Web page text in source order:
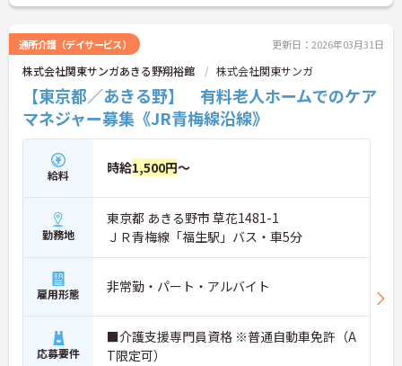
通所介護（デイサービス） 更新日：2026年03月31日
株式会社関東サンガあきる野翔裕館 株式会社関東サンガ
【東京都／あきる野】 有料老人ホームでのケア
マネジャー募集《JR青梅線沿線》
給料 時給1,500円～
勤務地
東京都 あきる野市 草花1481-1
ＪＲ青梅線「福生駅」バス・車5分
雇用形態 非常勤・パート・アルバイト
応募要件
■介護支援専門員資格 ※普通自動車免許（A
T限定可）